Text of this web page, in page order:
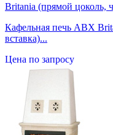
Britania (прямой цоколь,
Кафельная печь ABX
вставка)...
Цена по запросу